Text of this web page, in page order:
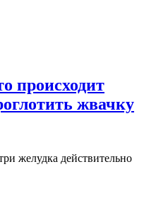
происходит
жвачку
желудка действительно